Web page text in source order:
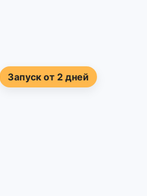
Запуск от 2 дней